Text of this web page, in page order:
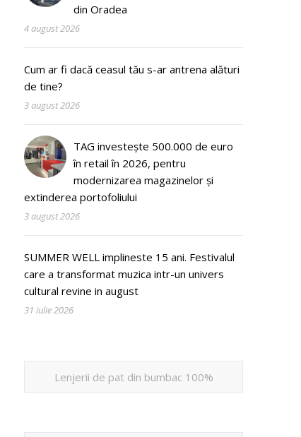
din Oradea
4 august 2026
Cum ar fi dacă ceasul tău s-ar antrena alături
de tine?
3 august 2026
TAG investește 500.000 de euro
în retail în 2026, pentru
modernizarea magazinelor și
extinderea portofoliului
3 august 2026
SUMMER WELL implineste 15 ani. Festivalul
care a transformat muzica intr-un univers
cultural revine in august
31 iulie 2026
Lenjerii de pat din bumbac 100%